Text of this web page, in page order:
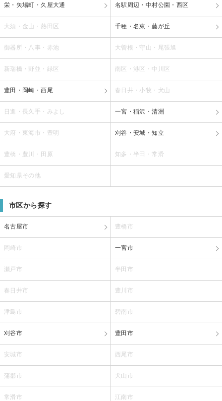
栄・矢場町・久屋大通 名駅周辺・中村公園・西区
大須・金山・熱田区 千種・名東・藤が丘
御器所・八事・赤池 大曽根・守山・尾張旭
新瑞橋・野並・緑区 南区・港区・中川区
豊田・岡崎・西尾 春日井・小牧・犬山
日進・長久手・みよし 一宮・稲沢・清洲
大府・東海市・豊明 刈谷・安城・知立
豊橋・豊川・田原 知多・半田・常滑
愛知県その他
市区から探す
名古屋市 豊橋市
岡崎市 一宮市
瀬戸市 半田市
春日井市 豊川市
津島市 碧南市
刈谷市 豊田市
安城市 西尾市
蒲郡市 犬山市
常滑市 江南市